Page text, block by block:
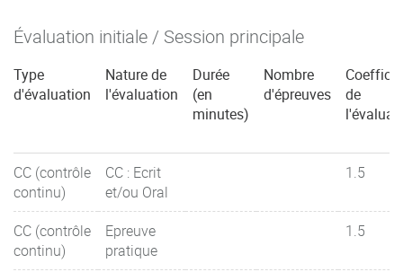
Évaluation initiale / Session principale
Type
d'évaluation
Nature de
l'évaluation
Durée
(en
minutes)
Nombre
d'épreuves
de
CC (contrôle
continu)
CC : Ecrit
et/ou Oral
1.5
CC (contrôle
continu)
Epreuve
pratique
1.5